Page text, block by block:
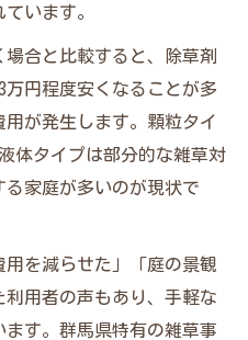
います。
合と比較すると、除草剤
万円程度安くなることが多
が発生します。顆粒タイ
体タイプは部分的な雑草対
家庭が多いのが現状で
用を減らせた」「庭の景観
用者の声もあり、手軽な
す。群馬県特有の雑草事